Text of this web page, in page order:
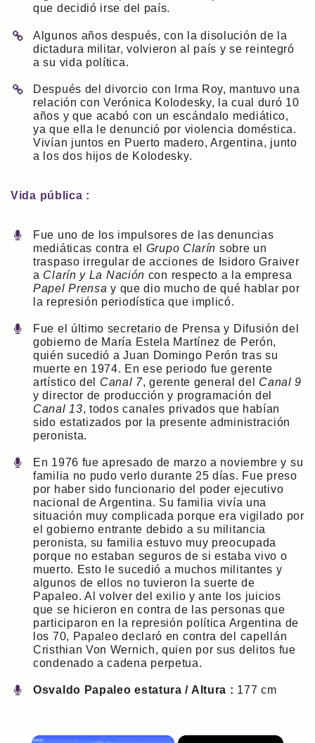
que decidió irse del país.
Algunos años después, con la disolución de la
dictadura militar, volvieron al país y se reintegró
a su vida política.
Después del divorcio con Irma Roy, mantuvo una
relación con Verónica Kolodesky, la cual duró 10
años y que acabó con un escándalo mediático,
ya que ella le denunció por violencia doméstica.
Vivían juntos en Puerto madero, Argentina, junto
a los dos hijos de Kolodesky.
Vida pública :
Fue uno de los impulsores de las denuncias
mediáticas contra el Grupo Clarín sobre un
traspaso irregular de acciones de Isidoro Graiver
a Clarín y La Nación con respecto a la empresa
Papel Prensa y que dio mucho de qué hablar por
la represión periodística que implicó.
Fue el último secretario de Prensa y Difusión del
gobierno de María Estela Martínez de Perón,
quién sucedió a Juan Domingo Perón tras su
muerte en 1974. En ese periodo fue gerente
artístico del Canal 7, gerente general del Canal 9
y director de producción y programación del
Canal 13, todos canales privados que habían
sido estatizados por la presente administración
peronista.
En 1976 fue apresado de marzo a noviembre y su
familia no pudo verlo durante 25 días. Fue preso
por haber sido funcionario del poder ejecutivo
nacional de Argentina. Su familia vivía una
situación muy complicada porque era vigilado por
el gobierno entrante debido a su militancia
peronista, su familia estuvo muy preocupada
porque no estaban seguros de si estaba vivo o
muerto. Esto le sucedió a muchos militantes y
algunos de ellos no tuvieron la suerte de
Papaleo. Al volver del exilio y ante los juicios
que se hicieron en contra de las personas que
participaron en la represión política Argentina de
los 70, Papaleo declaró en contra del capellán
Cristhian Von Wernich, quien por sus delitos fue
condenado a cadena perpetua.
Osvaldo Papaleo estatura / Altura : 177 cm